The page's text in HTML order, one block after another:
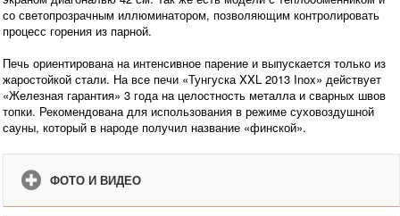
со светопрозрачным иллюминатором, позволяющим контролировать
процесс горения из парной.
Печь ориентирована на интенсивное парение и выпускается только из
жаростойкой стали. На все печи «Тунгуска XXL 2013 Inox» действует
«Железная гарантия» 3 года на целостность металла и сварных швов
топки. Рекомендована для использования в режиме суховоздушной
сауны, который в народе получил название «финской».
ФОТО И ВИДЕО